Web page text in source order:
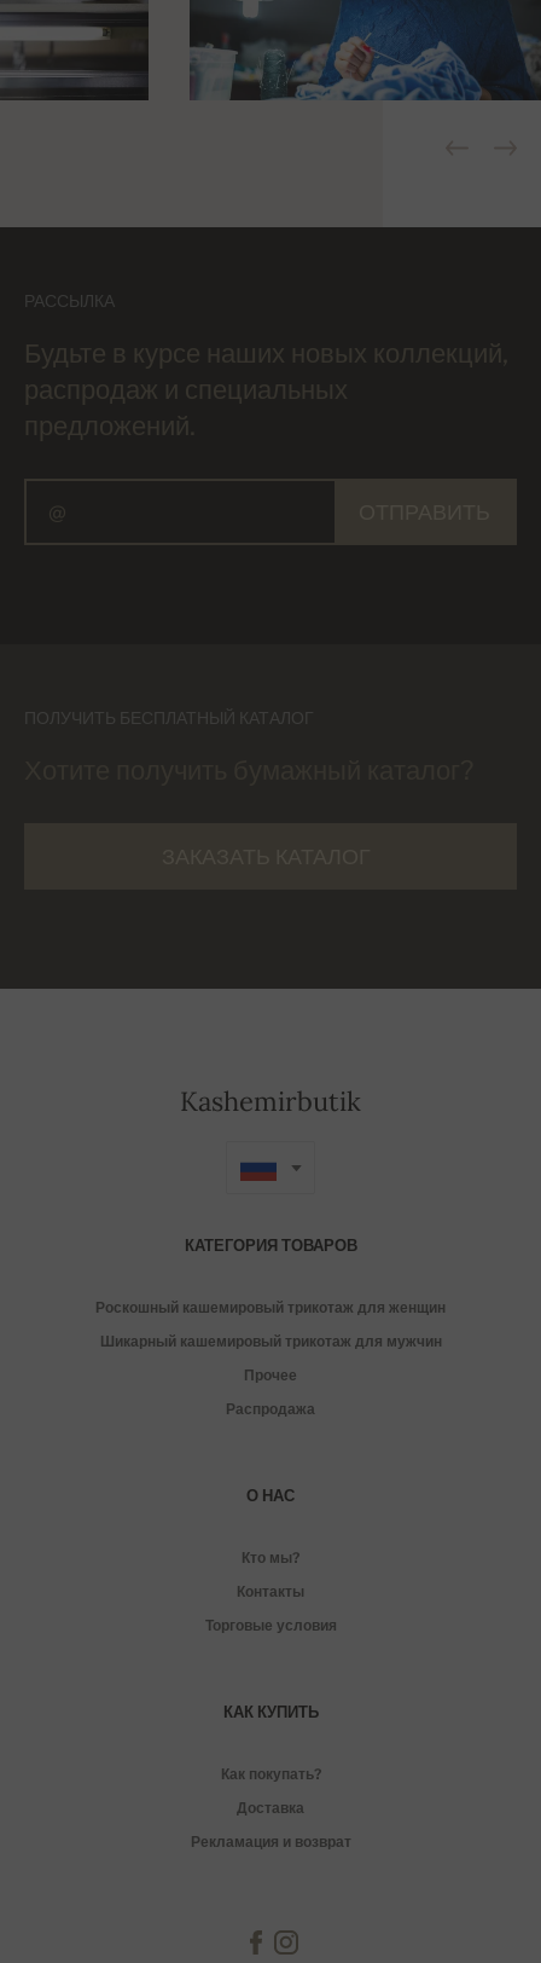
РАССЫЛКА
Будьте в курсе наших новых коллекций,
распродаж и специальных
предложений.
ПОЛУЧИТЬ БЕСПЛАТНЫЙ КАТАЛОГ
Kashemirbutik
КАТЕГОРИЯ ТОВАРОВ
Роскошный кашемировый трикотаж для женщин
Шикарный кашемировый трикотаж для мужчин
Прочее
Распродажа
О НАС
Кто мы?
Контакты
Торговые условия
КАК КУПИТЬ
Как покупать?
Доставка
Рекламация и возврат